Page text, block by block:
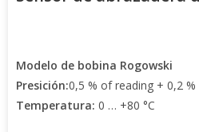
Modelo de bobina Rogowski
Presición:0,5 % of reading + 0,2
Temperatura: 0 … +80 °C